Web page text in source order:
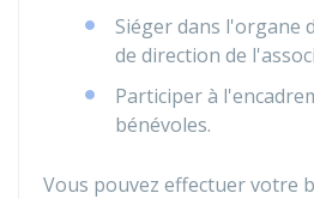
Siéger dans l'organe
de direction de
Participer à
bénévoles.
Vous pouvez effectuer votre